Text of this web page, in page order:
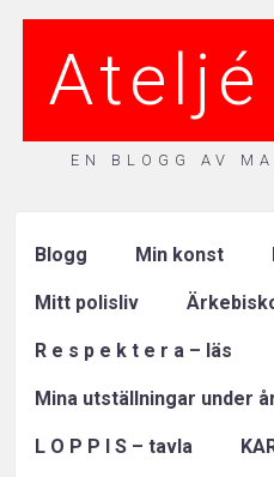
EN BLOGG AV
Blogg Min konst
Mitt polisliv
R e s p e k t e r a – läs
Mina utställningar under
L O P P I S – tavla